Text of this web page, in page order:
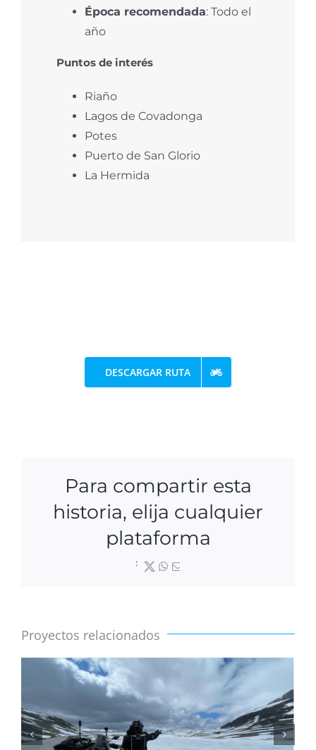
Época recomendada: Todo el
año
Puntos de interés
Riaño
Lagos de Covadonga
Potes
Puerto de San Glorio
La Hermida
DESCARGAR RUTA
Para compartir esta
historia, elija cualquier
plataforma
Facebook
X WhatsApp
Proyectos relacionados
Noruega de sur a norte